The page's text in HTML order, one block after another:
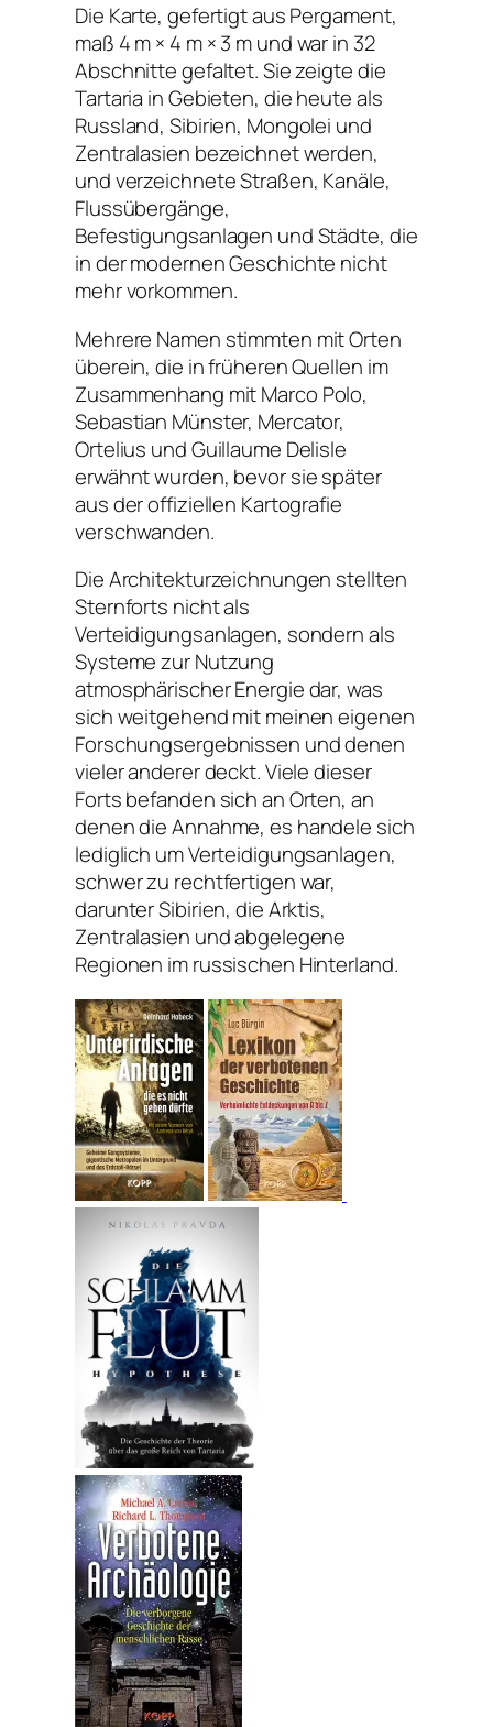
Die Karte, gefertigt aus Pergament,
maß 4 m × 4 m × 3 m und war in 32
Abschnitte gefaltet. Sie zeigte die
Tartaria in Gebieten, die heute als
Russland, Sibirien, Mongolei und
Zentralasien bezeichnet werden,
und verzeichnete Straßen, Kanäle,
Flussübergänge,
Befestigungsanlagen und Städte, die
in der modernen Geschichte nicht
mehr vorkommen.
Mehrere Namen stimmten mit Orten
überein, die in früheren Quellen im
Zusammenhang mit Marco Polo,
Sebastian Münster, Mercator,
Ortelius und Guillaume Delisle
erwähnt wurden, bevor sie später
aus der offiziellen Kartografie
verschwanden.
Die Architekturzeichnungen stellten
Sternforts nicht als
Verteidigungsanlagen, sondern als
Systeme zur Nutzung
atmosphärischer Energie dar, was
sich weitgehend mit meinen eigenen
Forschungsergebnissen und denen
vieler anderer deckt. Viele dieser
Forts befanden sich an Orten, an
denen die Annahme, es handele sich
lediglich um Verteidigungsanlagen,
schwer zu rechtfertigen war,
darunter Sibirien, die Arktis,
Zentralasien und abgelegene
Regionen im russischen Hinterland.